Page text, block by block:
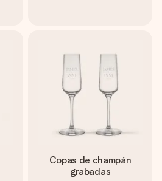
Copas de champán
grabadas